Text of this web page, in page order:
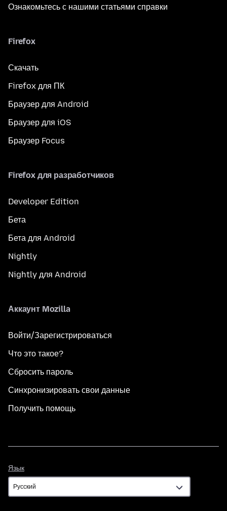
Ознакомьтесь с нашими статьями справки
Firefox
Скачать
Firefox для ПК
Браузер для Android
Браузер для iOS
Браузер Focus
Firefox для разработчиков
Developer Edition
Бета
Бета для Android
Nightly
Nightly для Android
Аккаунт Mozilla
Войти/Зарегистрироваться
Что это такое?
Сбросить пароль
Синхронизировать свои данные
Получить помощь
Язык